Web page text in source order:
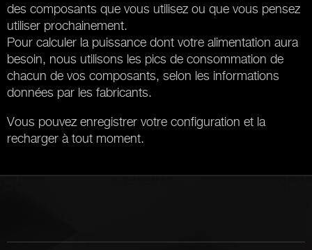
des composants que vous utilisez ou que vous pensez
utiliser prochainement.
Pour calculer la puissance dont votre alimentation aura
besoin, nous utilisons les pics de consommation de
chacun de vos composants, selon les informations
données par les fabricants.
Vous pouvez enregistrer votre configuration et la
recharger à tout moment.